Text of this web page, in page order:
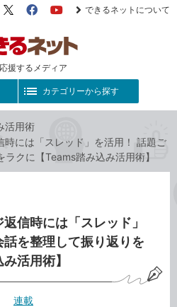
援するメディア
X（旧
FacebookYouTube
できるネットについて
カテゴリーから探す
活用術
時には「スレッド」を活用！ 話題ご
クに【Teams踏み込み活用術】
信時には「スレッド」
を整理して振り返りを
活用術】
連載